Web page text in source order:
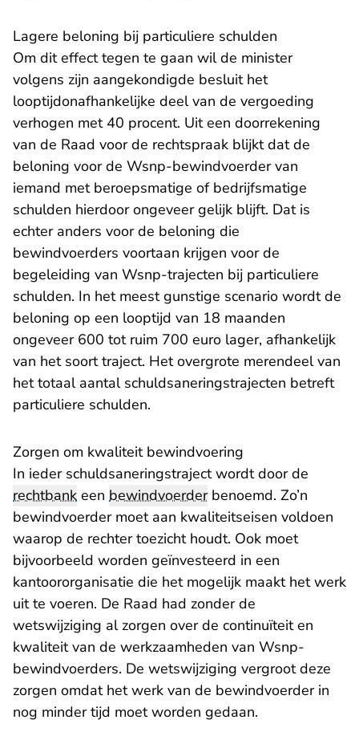
Lagere beloning bij particuliere schulden
Om dit effect tegen te gaan wil de minister
volgens zijn aangekondigde besluit het
looptijdonafhankelijke deel van de vergoeding
verhogen met 40 procent. Uit een doorrekening
van de Raad voor de rechtspraak blijkt dat de
beloning voor de Wsnp-bewindvoerder van
iemand met beroepsmatige of bedrijfsmatige
schulden hierdoor ongeveer gelijk blijft. Dat is
echter anders voor de beloning die
bewindvoerders voortaan krijgen voor de
begeleiding van Wsnp-trajecten bij particuliere
schulden. In het meest gunstige scenario wordt de
beloning op een looptijd van 18 maanden
ongeveer 600 tot ruim 700 euro lager, afhankelijk
van het soort traject. Het overgrote merendeel van
het totaal aantal schuldsaneringstrajecten betreft
particuliere schulden.
Zorgen om kwaliteit bewindvoering
In ieder schuldsaneringstraject wordt door de
rechtbank een bewindvoerderbenoemd. Zo’n
bewindvoerder moet aan kwaliteitseisen voldoen
waarop de rechter toezicht houdt. Ook moet
bijvoorbeeld worden geïnvesteerd in een
kantoororganisatie die het mogelijk maakt het werk
uit te voeren. De Raad had zonder de
wetswijziging al zorgen over de continuïteit en
kwaliteit van de werkzaamheden van Wsnp-
bewindvoerders. De wetswijziging vergroot deze
zorgen omdat het werk van de bewindvoerder in
nog minder tijd moet worden gedaan.